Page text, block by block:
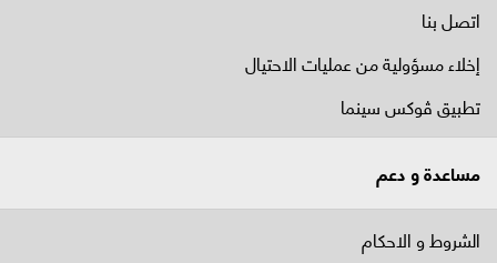
اتصل بنا
إخلاء مسؤولية من عمليات الاحتيال
تطبيق ڤوكس سينما
مساعدة و دعم
الشروط و الاحكام